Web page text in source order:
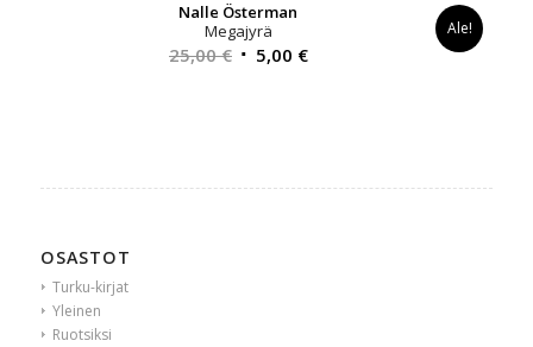
Nalle Österman
Megajyrä
25,00€ Alkuperäinen
5,00 €Nykyinen
Ale!
OSASTOT
Turku-kirjat
Yleinen
Ruotsiksi